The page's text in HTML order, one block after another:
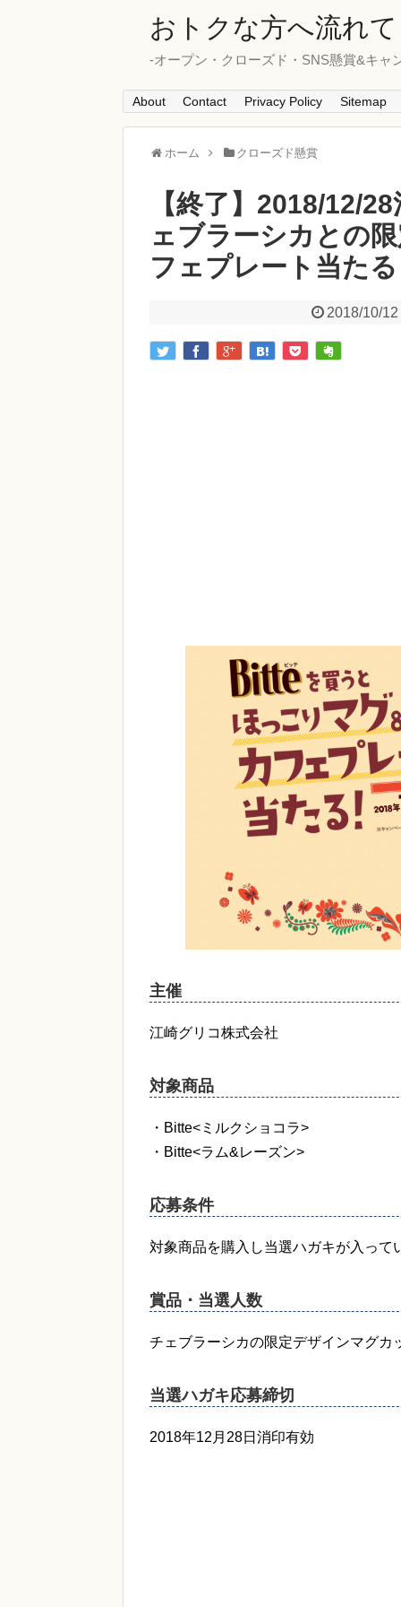
おトクな方へ流れ
-オープン・クローズド・SNS懸賞&キャ
About Contact Privacy Policy Sitemap
ホーム クローズド懸賞
【終了】2018/12/
ェブラーシカとの
フェプレート当た
2018/10/12
主催
江崎グリコ株式会社
対象商品
・Bitte<ミルクショコラ>
・Bitte<ラム&レーズン>
応募条件
対象商品を購入し当選ハガキが入って
賞品・当選人数
チェブラーシカの限定デザインマグカ
当選ハガキ応募締切
2018年12月28日消印有効